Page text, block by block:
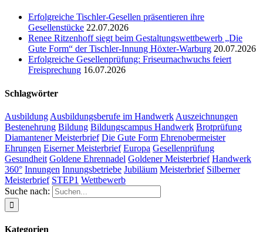
Erfolgreiche Tischler-Gesellen präsentieren ihre
Gesellenstücke 22.07.2026
Renee Ritzenhoff siegt beim Gestaltungswettbewerb „Die
Gute Form“ der Tischler-Innung Höxter-Warburg 20.07.2026
Erfolgreiche Gesellenprüfung: Friseurnachwuchs feiert
Freisprechung 16.07.2026
Schlagwörter
Ausbildung Ausbildungsberufe im Handwerk Auszeichnungen
Bestenehrung Bildung Bildungscampus Handwerk Brotprüfung
Diamantener Meisterbrief Die Gute Form Ehrenobermeister
Ehrungen Eiserner Meisterbrief Europa Gesellenprüfung
Gesundheit Goldene Ehrennadel Goldener Meisterbrief Handwerk
360° Innungen Innungsbetriebe Jubiläum Meisterbrief Silberner
Meisterbrief STEP1 Wettbewerb
Suche nach:
Kategorien